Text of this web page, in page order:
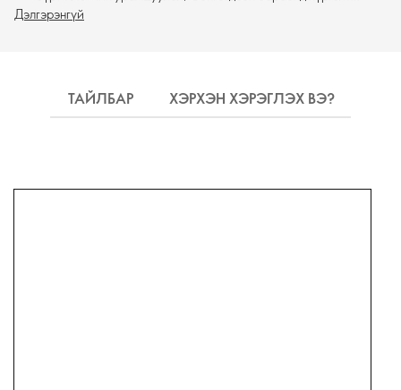
үнэгүй
Дэлгэрэнгүй
ТАЙЛБАР ХЭРХЭН ХЭРЭГЛЭХ ВЭ?